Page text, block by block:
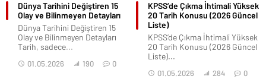
Dünya Tarihini Değiştiren 15
Olay ve Bilinmeyen Detayları
Dünya Tarihini Değiştiren 15
Olay ve Bilinmeyen Detayları
Tarih, sadece...
01.05.2026 190 0
KPSS’de Çıkma İhtimali Yüksek
20 Tarih Konusu (2026 Güncel
Liste)
KPSS’de Çıkma İhtimali Yüksek
20 Tarih Konusu (2026 Güncel
Liste)...
01.05.2026 284 0